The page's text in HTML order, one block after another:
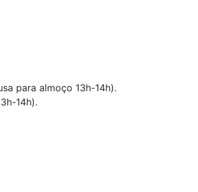
para almoço 13h-14h).
14h).